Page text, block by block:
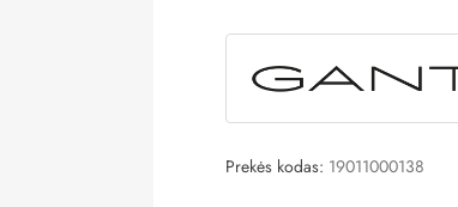
Prekės kodas: 19011000138